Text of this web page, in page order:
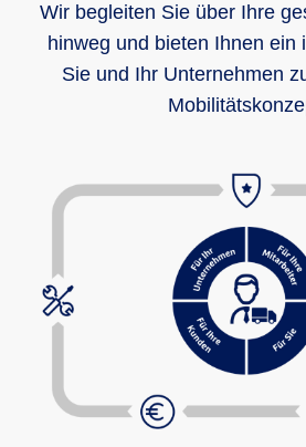
Wir begleiten Sie über Ihre
hinweg und bieten Ihnen ein
Sie und Ihr Unternehmen